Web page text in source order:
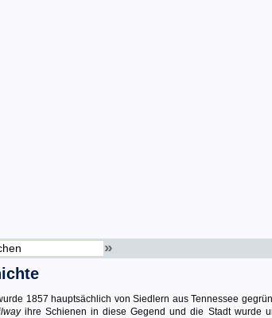
»
1857 hauptsächlich von Siedlern aus Tennessee
ihre Schienen in diese Gegend und die Stadt wurde